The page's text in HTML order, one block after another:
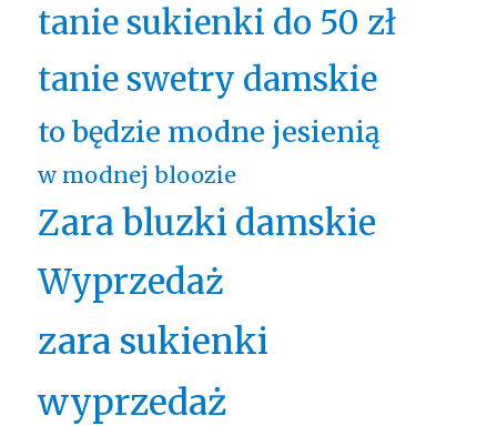
tanie sukienki do 50 zł
tanie swetry damskie
to będzie modne jesienią
w modnej bloozie
Zara bluzki damskie
Wyprzedaż
zara sukienki
wyprzedaż